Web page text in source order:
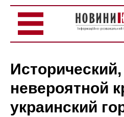
Исторический,
невероятной
украинский